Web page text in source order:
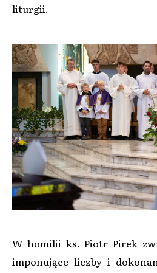
liturgii.
W homilii ks. Piotr Pirek
imponujące liczby i